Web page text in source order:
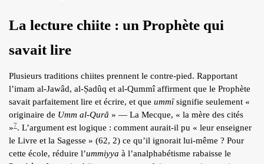
La lecture chiite : un Prophète qui
savait lire
Plusieurs traditions chiites prennent le contre-pied. Rapportant
l’imam al-Jawâd, al-Ṣadûq et al-Qummî affirment que le Prophète
savait parfaitement lire et écrire, et que ummīsignifie seulement «
originaire de Umm al-Qurâ » — La Mecque, « la mère des cités
»7. L’argument est logique : comment aurait-il pu « leur enseigner
le Livre et la Sagesse » (62, 2) ce qu’il ignorait lui-même ? Pour
cette école, réduire l’ummiyya à l’analphabétisme rabaisse le